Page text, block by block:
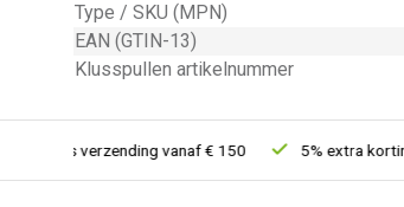
Type / SKU (MPN)
EAN (GTIN-13)
Klusspullen artikelnummer
verzending vanaf € 150 5% extra korting